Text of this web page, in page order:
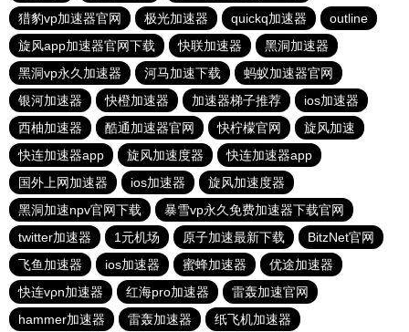
猎豹vp加速器官网
极光加速器 quickq加速器
outline
旋风app加速器官网下载
快联加速器
黑洞加速器
黑洞vp永久加速器
河马加速下载
蚂蚁加速器官网
银河加速器
快橙加速器 加速器梯子推荐
ios加速器
西柚加速器
酷通加速器官网 快柠檬官网
旋风加速
快连加速器app
旋风加速度器
快连加速器app
国外上网加速器
ios加速器
旋风加速度器
黑洞加速npv官网下载
暴雪vp永久免费加速器下载官网
twitter加速器
1元机场 原子加速最新下载
BitzNet官网
飞鱼加速器
ios加速器 蜜蜂加速器
优途加速器
快连vρn加速器
红海pro加速器
雷轰加速官网
hammer加速器
雷轰加速器 纸飞机加速器